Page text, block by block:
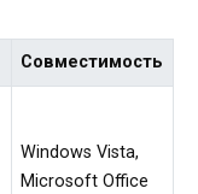
Совместимость
Windows Vista,
Microsoft Office